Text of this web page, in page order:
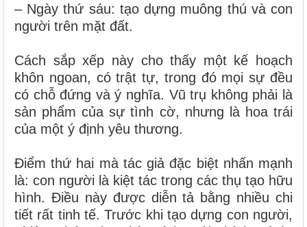
– Ngày thứ sáu: tạo dựng muông thú và con
người trên mặt đất.
Cách sắp xếp này cho thấy một kế hoạch
khôn ngoan, có trật tự, trong đó mọi sự đều
có chỗ đứng và ý nghĩa. Vũ trụ không phải là
sản phẩm của sự tình cờ, nhưng là hoa trái
của một ý định yêu thương.
Điểm thứ hai mà tác giả đặc biệt nhấn mạnh
là: con người là kiệt tác trong các thụ tạo hữu
hình. Điều này được diễn tả bằng nhiều chi
tiết rất tinh tế. Trước khi tạo dựng con người,